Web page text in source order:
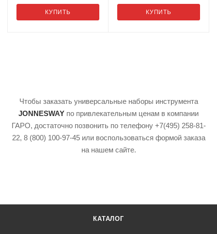
КУПИТЬ КУПИТЬ
Чтобы заказать универсальные наборы инструмента
JONNESWAY по привлекательным ценам в компании
ГАРО, достаточно позвонить по телефону +7(495) 258-81-
22, 8 (800) 100-97-45 или воспользоваться формой заказа
на нашем сайте.
КАТАЛОГ